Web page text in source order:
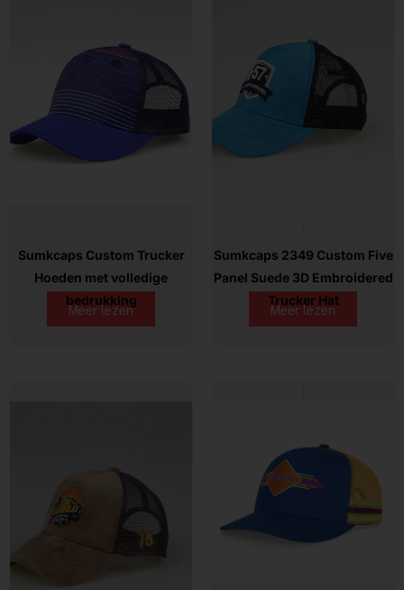
Sumkcaps Custom Trucker
Hoeden met volledige
bedrukking
Meer lezen
Sumkcaps 2349 Custom Five
Panel Suede 3D Embroidered
Trucker Hat
Meer lezen